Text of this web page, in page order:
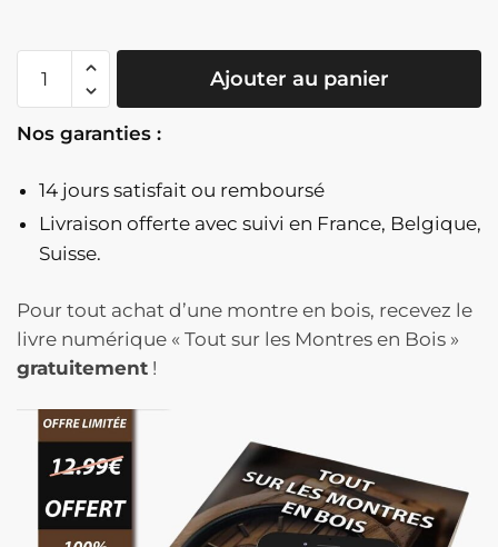
Chronographe
Bois
Cadran
Bleu
Doré
Bracelet
Accents
Bleus
BluOro
Ajouter au panier
Nos garanties :
14 jours satisfait ou remboursé
Livraison offerte avec suivi en France, Belgique,
Suisse.
Pour tout achat d’une montre en bois, recevez le
livre numérique « Tout sur les Montres en Bois »
gratuitement !